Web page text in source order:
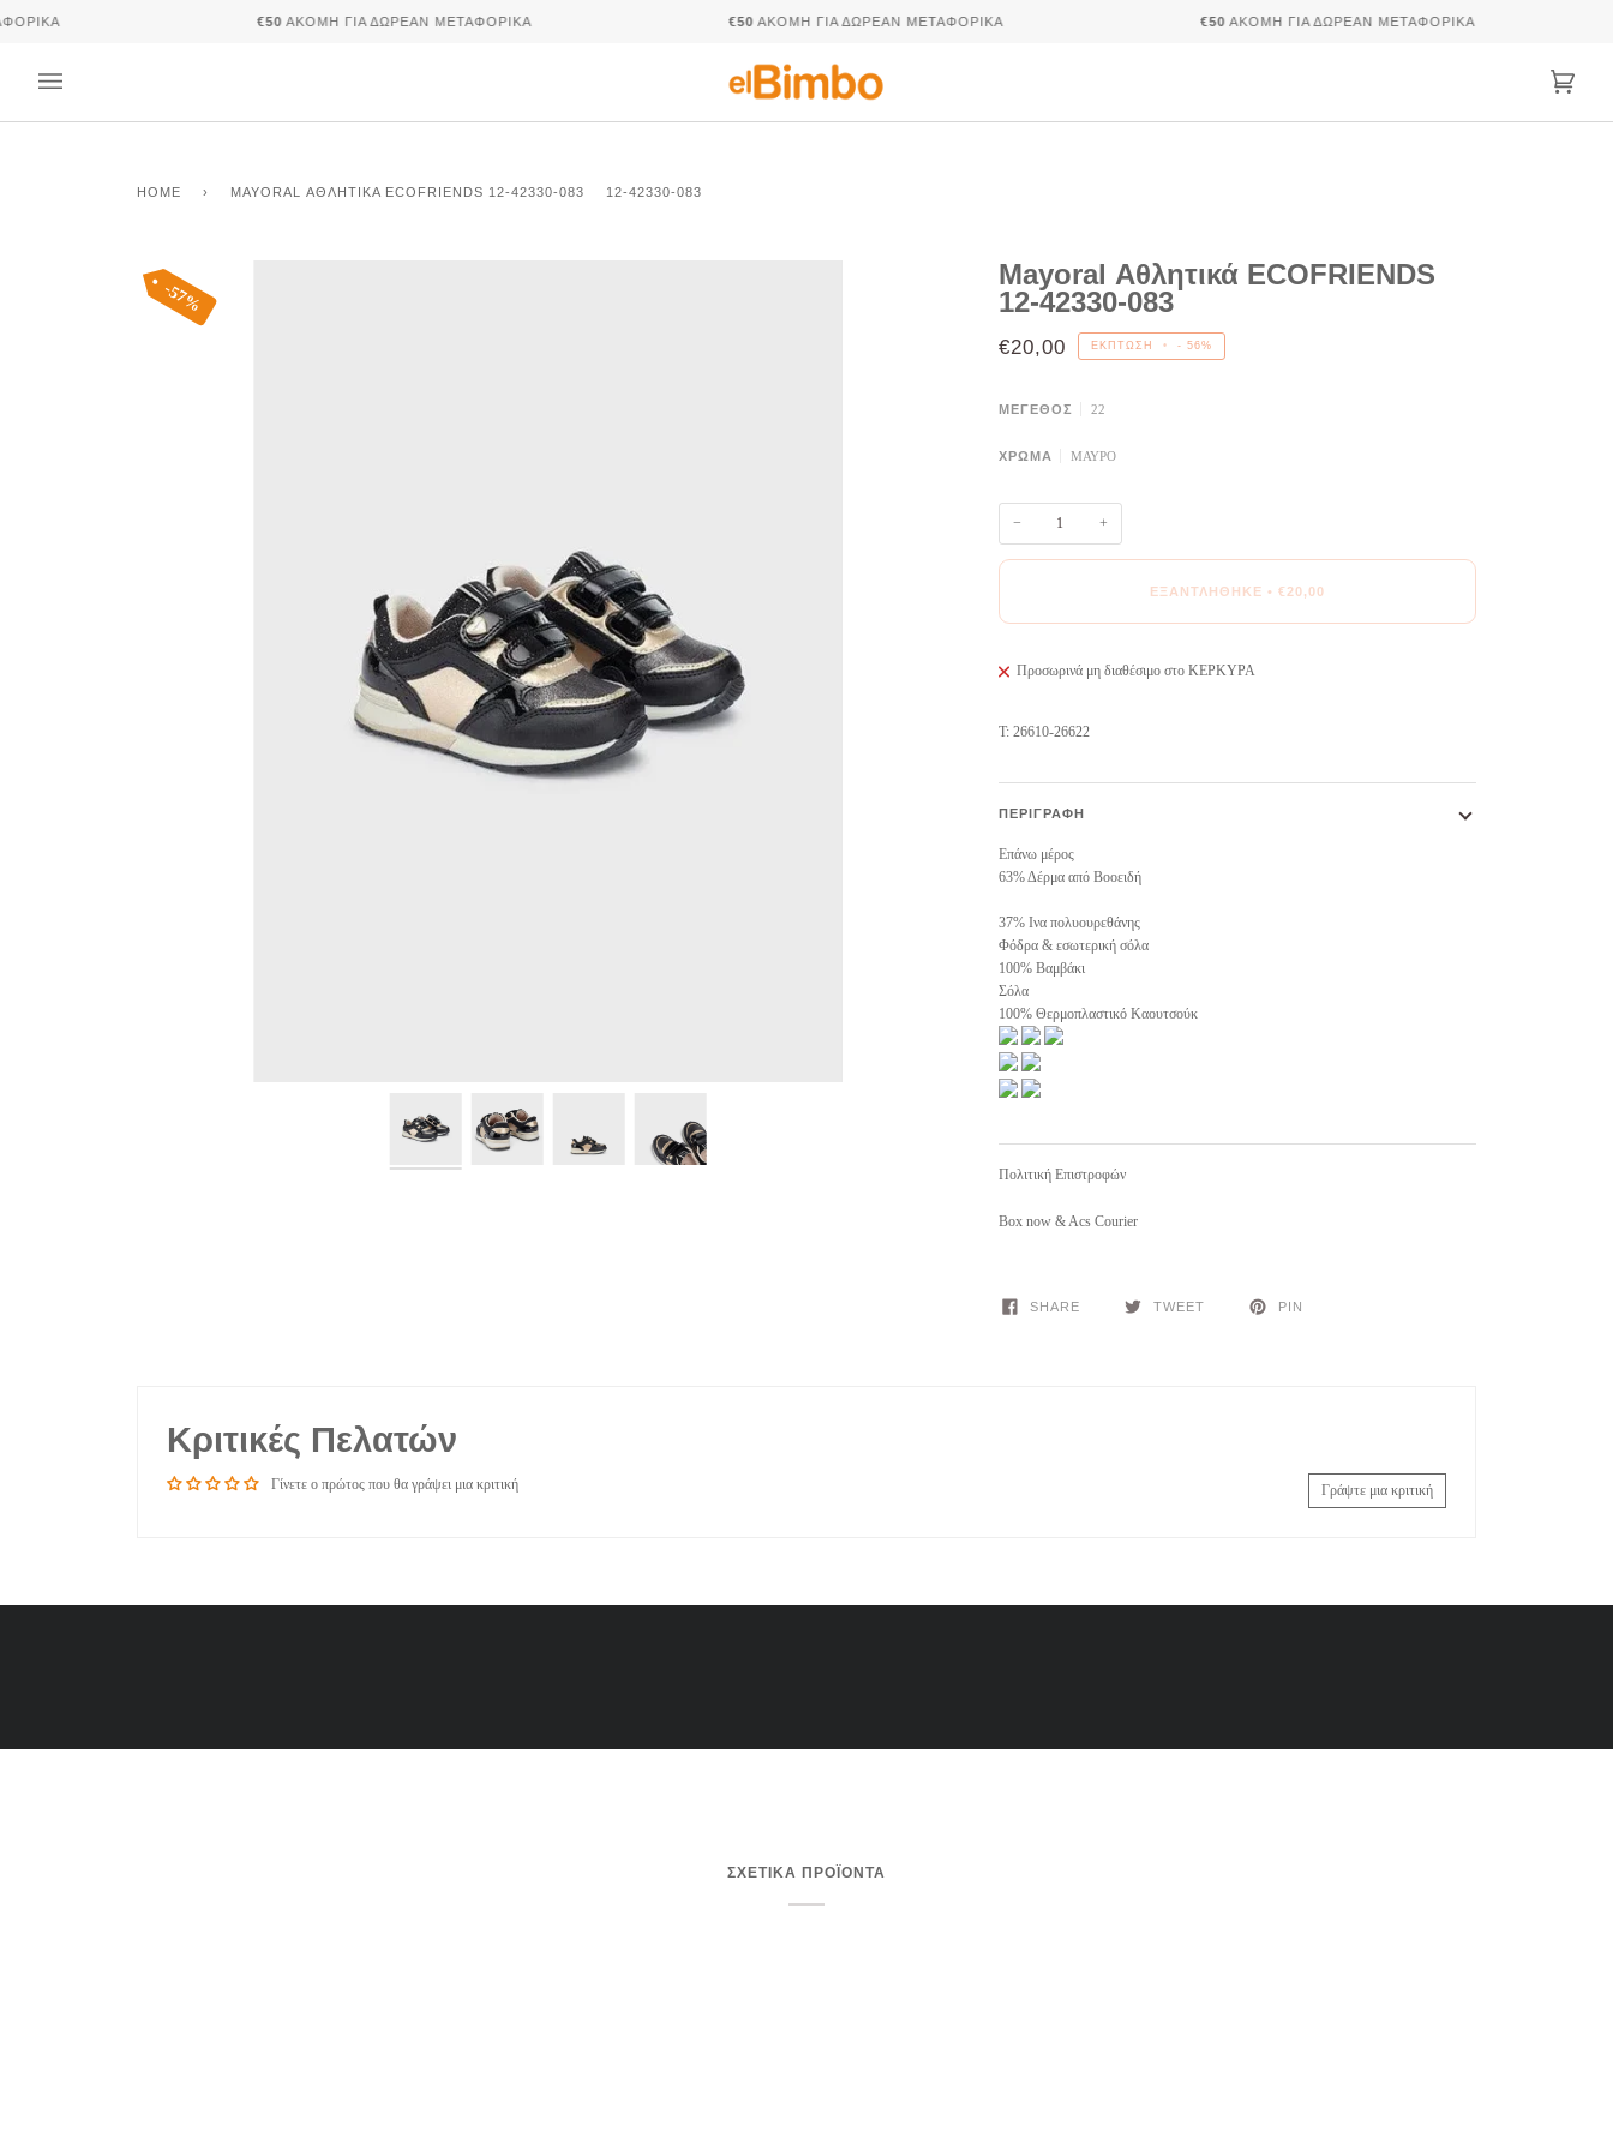
ΑΚΌΜΗ ΓΙΑ ΔΩΡΕΆΝ ΜΕΤΑΦΟΡΙΚΆ ΑΚΌΜΗ ΓΙΑ ΔΩΡΕΆΝ ΜΕΤΑΦΟΡΙΚΆ ΑΚΌΜΗ ΓΙΑ ΔΩΡΕΆΝ ΜΕΤΑΦΟΡΙΚΆ
HOME › MAYORAL ΑΘΛΗΤΙΚΆ ECOFRIENDS 12-42330-083 12-42330-083
57%
Mayoral Αθλητικά ECOFRIENDS
12-42330-083
€20,00 ΈΚΠΤΩΣΗ • - 56%
ΜΈΓΕΘΟΣ 22
ΧΡΩΜΑ ΜΑΥΡΟ
− +
ΕΞΑΝΤΛΉΘΗΚΕ • €20,00
Προσωρινά μη διαθέσιμο στο ΚΕΡΚΥΡΑ
Τ: 26610-26622
ΠΕΡΙΓΡΑΦΉ
Επάνω μέρος
63% Δέρμα από Βοοειδή
37% Ινα πολυουρεθάνης
Φόδρα & εσωτερική σόλα
100% Βαμβάκι
Σόλα
100% Θερμοπλαστικό Καουτσούκ
Πολιτική Επιστροφών
Box now & Acs Courier
SHARE TWEET PIN
Κριτικές Πελατών
Γίνετε ο πρώτος που θα γράψει μια κριτική Γράψτε μια κριτική
ΣΧΕΤΙΚΑ ΠΡΟΪΟΝΤΑ